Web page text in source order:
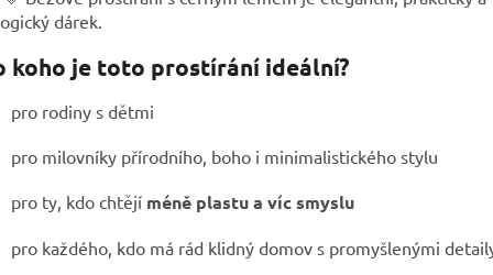
dárek.
koho je toto prostírání ideální?
pro rodiny s dětmi
pro milovníky přírodního, boho i minimalistického stylu
pro ty, kdo chtějí méně plastu a víc smyslu
pro každého, kdo má rád klidný domov s promyšlenými